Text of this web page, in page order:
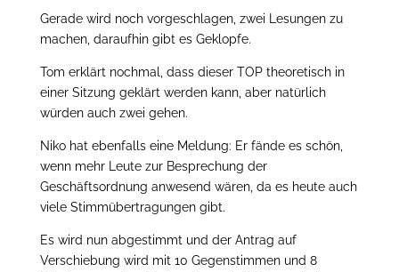
Gerade wird noch vorgeschlagen, zwei Lesungen zu
machen, daraufhin gibt es Geklopfe.
Tom erklärt nochmal, dass dieser TOP theoretisch in
einer Sitzung geklärt werden kann, aber natürlich
würden auch zwei gehen.
Niko hat ebenfalls eine Meldung: Er fände es schön,
wenn mehr Leute zur Besprechung der
Geschäftsordnung anwesend wären, da es heute auch
viele Stimmübertragungen gibt.
Es wird nun abgestimmt und der Antrag auf
Verschiebung wird mit 10 Gegenstimmen und 8